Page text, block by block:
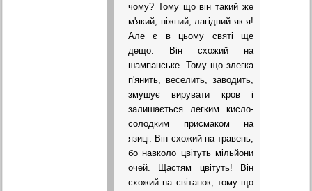
чому? Тому що він такий же
м'який, ніжний, лагідний як я!
Але є в цьому святі ще
дещо. Він схожий на
шампанське. Тому що злегка
п'янить, веселить, заводить,
змушує вирувати кров і
залишається легким кисло-
солодким присмаком на
язиці. Він схожий на травень,
бо навколо цвітуть мільйони
очей. Щастям цвітуть! Він
схожий на світанок, тому що